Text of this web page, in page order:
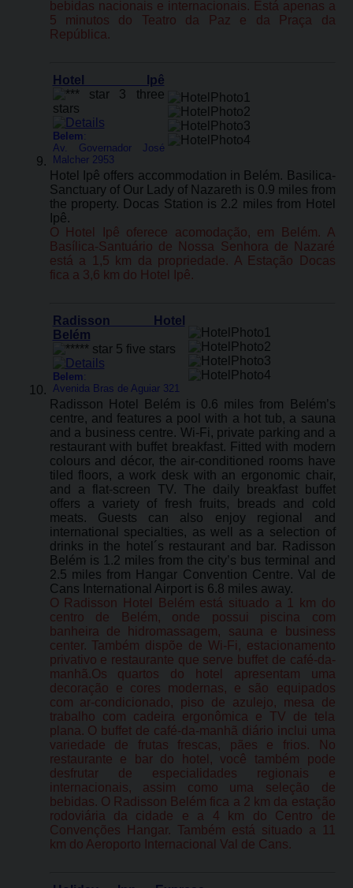
bebidas nacionais e internacionais. Está apenas a
5 minutos do Teatro da Paz e da Praça da
República.
Hotel Ipê
Belem:
Av. Governador José
Malcher 2953
Hotel Ipê offers accommodation in Belém. Basilica-
Sanctuary of Our Lady of Nazareth is 0.9 miles from
the property. Docas Station is 2.2 miles from Hotel
Ipê.
O Hotel Ipê oferece acomodação, em Belém. A
Basílica-Santuário de Nossa Senhora de Nazaré
está a 1,5 km da propriedade. A Estação Docas
fica a 3,6 km do Hotel Ipê.
Radisson Hotel
Belém
Belem:
Avenida Bras de Aguiar 321
Radisson Hotel Belém is 0.6 miles from Belém’s
centre, and features a pool with a hot tub, a sauna
and a business centre. Wi-Fi, private parking and a
restaurant with buffet breakfast. Fitted with modern
colours and décor, the air-conditioned rooms have
tiled floors, a work desk with an ergonomic chair,
and a flat-screen TV. The daily breakfast buffet
offers a variety of fresh fruits, breads and cold
meats. Guests can also enjoy regional and
international specialties, as well as a selection of
drinks in the hotel´s restaurant and bar. Radisson
Belém is 1.2 miles from the city’s bus terminal and
2.5 miles from Hangar Convention Centre. Val de
Cans International Airport is 6.8 miles away.
O Radisson Hotel Belém está situado a 1 km do
centro de Belém, onde possui piscina com
banheira de hidromassagem, sauna e business
center. Também dispõe de Wi-Fi, estacionamento
privativo e restaurante que serve buffet de café-da-
manhã.Os quartos do hotel apresentam uma
decoração e cores modernas, e são equipados
com ar-condicionado, piso de azulejo, mesa de
trabalho com cadeira ergonômica e TV de tela
plana. O buffet de café-da-manhã diário inclui uma
variedade de frutas frescas, pães e frios. No
restaurante e bar do hotel, você também pode
desfrutar de especialidades regionais e
internacionais, assim como uma seleção de
bebidas. O Radisson Belém fica a 2 km da estação
rodoviária da cidade e a 4 km do Centro de
Convenções Hangar. Também está situado a 11
km do Aeroporto Internacional Val de Cans.